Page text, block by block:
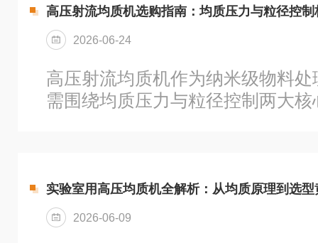
与系统化保养，是保障均质效果
延长使用寿命的关键。本文分模
心要点。一、日常维护要点1、作
次生产完成后，需及时对工业高
体、管路通道进行冲洗清洁，清除
高压射流均质机选购指南：均质压力与粒径控制
2026-06-24
高压射流均质机作为纳米级物料
需围绕均质压力与粒径控制两大
需以工艺需求为导向合理选择。1
压型适用于乳制品、果汁等低粘
粘度液体及常规化工产品；超高
实验室用高压均质机全解析：从均质原理到选型
2026-06-09